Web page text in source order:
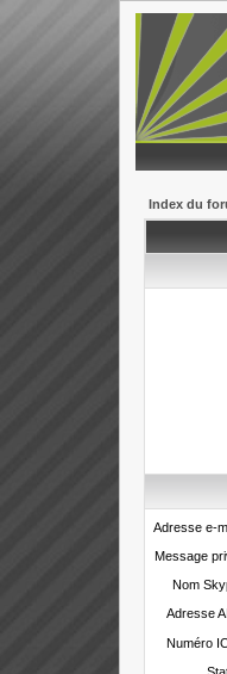
Index du
Adresse e-
Message
Nom
Adresse
Numéro